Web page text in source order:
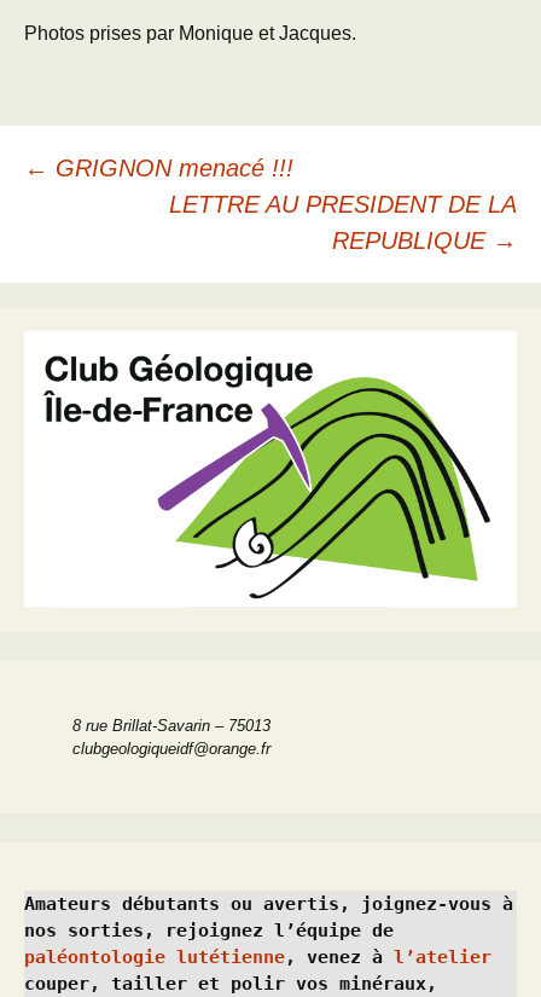
Photos prises par Monique et Jacques.
Navigation
articles
← GRIGNON menacé !!!
LETTRE AU PRESIDENT DE LA
REPUBLIQUE →
8 rue Brillat-Savarin – 75013
clubgeologiqueidf@orange.fr
Amateurs débutants ou avertis, joignez-vous à
paléontologie lutétienne, venez à l’atelier
couper, tailler et polir vos minéraux,